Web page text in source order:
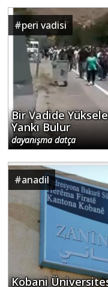
#peri vadisi
Bir Vadide
Yankı Bulur
dayanışma datça
#anadil
Kobani